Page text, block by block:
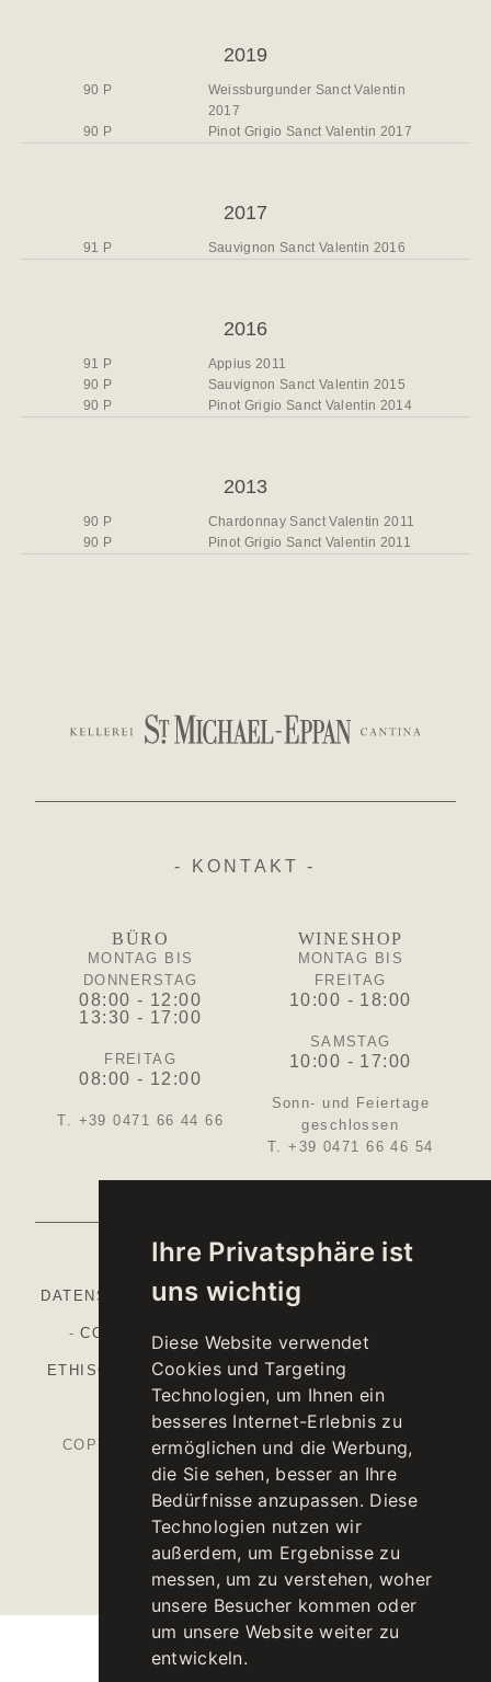
Ihre Privatsphäre ist
uns wichtig
Diese Website verwendet
Cookies und Targeting
Technologien, um Ihnen ein
besseres Internet-Erlebnis zu
ermöglichen und die Werbung,
die Sie sehen, besser an Ihre
Bedürfnisse anzupassen. Diese
Technologien nutzen wir
außerdem, um Ergebnisse zu
messen, um zu verstehen, woher
unsere Besucher kommen oder
um unsere Website weiter zu
entwickeln.
2019
90 P
Weissburgunder Sanct Valentin
2017
90 P
Pinot Grigio Sanct Valentin 2017
2017
91 P Sauvignon Sanct Valentin 2016
2016
91 P
Appius 2011
90 P
Sauvignon Sanct Valentin 2015
90 P
Pinot Grigio Sanct Valentin 2014
2013
90 P
Chardonnay Sanct Valentin 2011
90 P
Pinot Grigio Sanct Valentin 2011
BÜRO
MONTAG BIS
DONNERSTAG
08:00 - 12:00
13:30 - 17:00
FREITAG
08:00 - 12:00
T. +39 0471 66 44 66
- KONTAKT -
WINESHOP
MONTAG BIS
FREITAG
10:00 - 18:00
SAMSTAG
10:00 - 17:00
Sonn- und Feiertage
geschlossen
T. +39 0471 66 46 54
DATENSCHUTZBESTIMMUNGEN
-COOKIE-EINSTELLUNGEN IMPRESSUM
ETHISCHER KODEX- ORGANISATIONSMODELL
NATIONALER GAP
COPYRIGHT © 2026 KELLEREI ST. MICHAEL-
EPPAN CANTINA
MWST.NR. IT00126670215